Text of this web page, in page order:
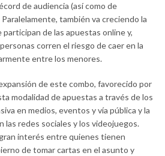
de audiencia (así como de
también va creciendo la
de las apuestas online y,
corren el riesgo de caer en la
entre los menores.
de este combo, favorecido por
modalidad de apuestas a través de los
en medios, eventos y vía pública y la
las redes sociales y los videojuegos.
interés entre quienes tienen
de tomar cartas en el asunto y